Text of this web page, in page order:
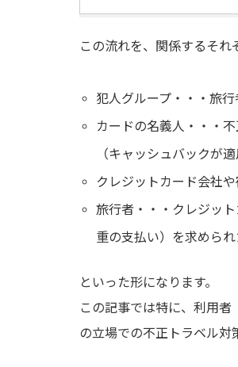
この流れを、関係するそれ
犯人グループ・・・旅
カードの名義人・・・
（キャッシュバックが
クレジットカード会社
旅行者・・・クレジッ
重の支払い）を求めら
といった形になります。
この記事では特に、利用
の立場での不正トラベル対